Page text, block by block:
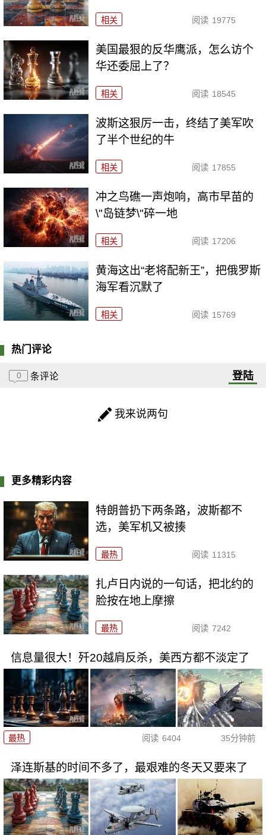
相关 阅读 19775
美国最狠的反华鹰派，怎么访个
华还委屈上了？
相关 阅读 18545
波斯这狠厉一击，终结了美军吹
了半个世纪的牛
相关 阅读 17855
冲之鸟礁一声炮响，高市早苗的
\"岛链梦\"碎一地
相关 阅读 17206
黄海这出“老将配新王”，把俄罗斯
海军看沉默了
相关 阅读 15769
热门评论
0 条评论 登陆
我来说两句
更多精彩内容
特朗普扔下两条路，波斯都不
选，美军机又被揍
最热 阅读 11315
扎卢日内说的一句话，把北约的
脸按在地上摩擦
最热 阅读 7242
信息量很大！歼20越肩反杀，美西方都不淡定了
最热 阅读 6404 35分钟前
泽连斯基的时间不多了，最艰难的冬天又要来了